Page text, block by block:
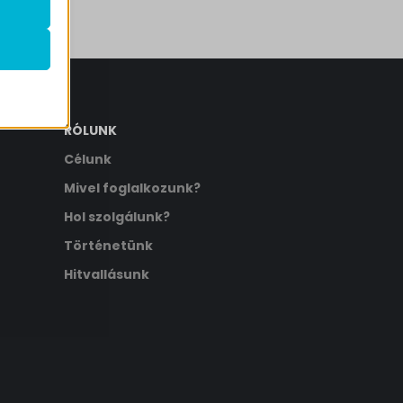
RÓLUNK
Célunk
Mivel foglalkozunk?
Hol szolgálunk?
Történetünk
Hitvallásunk